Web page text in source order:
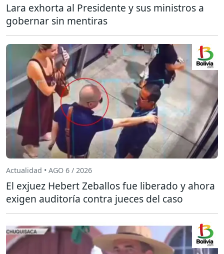
Lara exhorta al Presidente y sus ministros a
gobernar sin mentiras
Actualidad • AGO 6 / 2026
El exjuez Hebert Zeballos fue liberado y ahora
exigen auditoría contra jueces del caso